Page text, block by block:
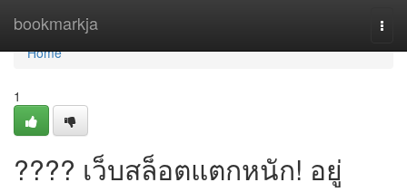
bookmarkja
Home
Home
1
???? เว็บสล็อตแตกหนัก! อยู่